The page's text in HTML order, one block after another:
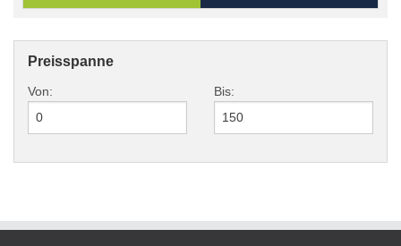
Preisspanne
Von: Bis: